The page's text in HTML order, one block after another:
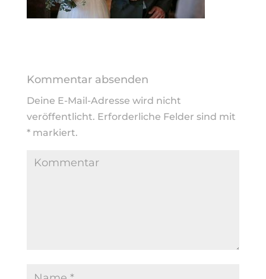
Kommentar absenden
Deine E-Mail-Adresse wird nicht
veröffentlicht. Erforderliche Felder sind mit
*markiert.